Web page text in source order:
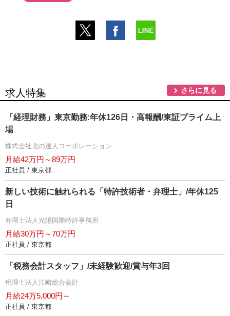
求人特集 さらに見る
「経理財務」東京勤務:年休126日・高報酬/東証プライム上
場
株式会社北の達人コーポレーション
月給42万円～89万円
正社員 / 東京都
新しい技術に触れられる「特許技術者・弁理士」/年休125
日
弁理士法人光陽国際特許事務所
月給30万円～70万円
正社員 / 東京都
「税務会計スタッフ」/未経験歓迎/賞与年3回
税理士法人江崎総合会計
月給24万5,000円～
正社員 / 東京都